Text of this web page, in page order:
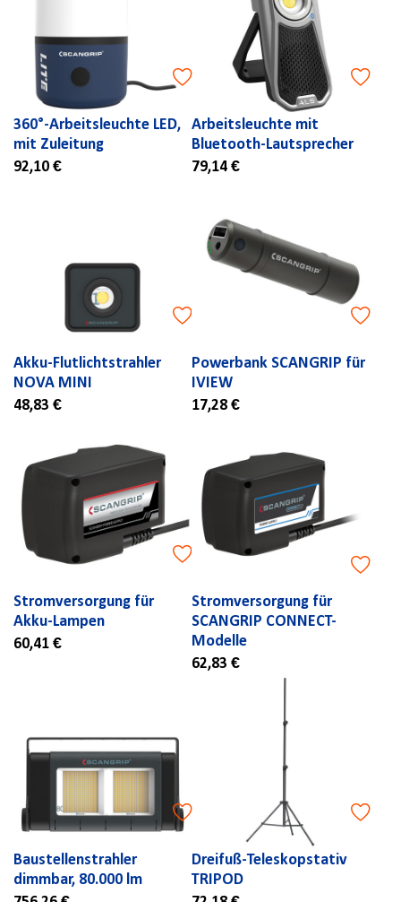
360°-Arbeitsleuchte LED,
mit Zuleitung
92,10 €
Arbeitsleuchte mit
Bluetooth-Lautsprecher
79,14 €
Akku-Flutlichtstrahler
NOVA MINI
48,83 €
Powerbank SCANGRIP für
IVIEW
17,28 €
Stromversorgung für
Akku-Lampen
60,41 €
Stromversorgung für
SCANGRIP CONNECT-
Modelle
62,83 €
Baustellenstrahler
dimmbar, 80.000 lm
Dreifuß-Teleskopstativ
TRIPOD